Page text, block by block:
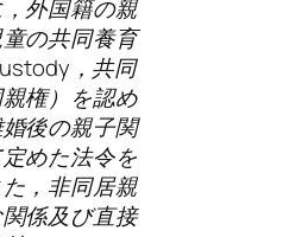
外国籍の親
の共同養育
，共同
権）を認め
後の親子関
めた法令を
，非同居親
係及び直接